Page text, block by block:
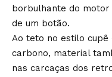
borbulhante do
de um botão.
Ao teto no estilo
carbono, material
nas carcaças dos